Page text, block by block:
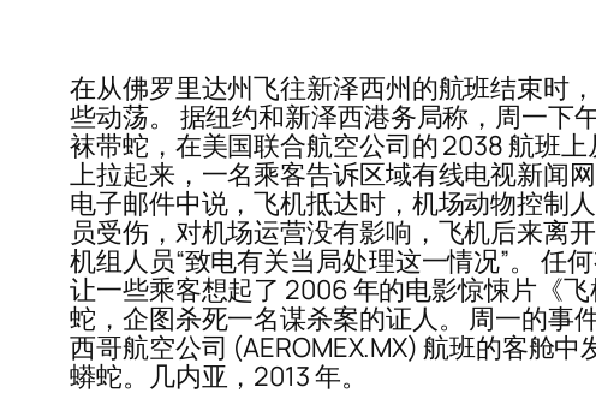
在从佛罗里达州飞往新泽西州的航班结束时
些动荡。 据纽约和新泽西港务局称，周一下
袜带蛇，在美国联合航空公司的 2038 航班
上拉起来，一名乘客告诉区域有线电视新闻
电子邮件中说，飞机抵达时，机场动物控制
员受伤，对机场运营没有影响，飞机后来离
机组人员“致电有关当局处理这一情况”。 任
让一些乘客想起了 2006 年的电影惊悚片《
蛇，企图杀死一名谋杀案的证人。 周一的事
西哥航空公司 (AEROMEX.MX) 航班的客舱
蟒蛇。几内亚，2013 年。